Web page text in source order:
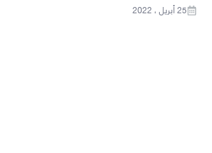
25 أبريل ، 2022